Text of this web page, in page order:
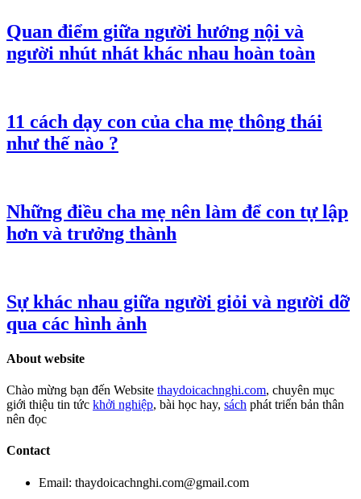
Quan điểm giữa người hướng nội và
người nhút nhát khác nhau hoàn toàn
11 cách dạy con của cha mẹ thông thái
như thế nào ?
Những điều cha mẹ nên làm để con tự lập
hơn và trưởng thành
Sự khác nhau giữa người giỏi và người dỡ
qua các hình ảnh
About website
Chào mừng bạn đến Website thaydoicachnghi.com, chuyên mục
giới thiệu tin tức khởi nghiệp, bài học hay, sách phát triển bản thân
nên đọc
Contact
Email: thaydoicachnghi.com@gmail.com